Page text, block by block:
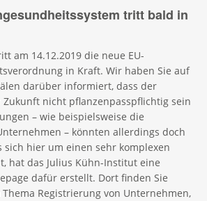
tritt bald in
am 14.12.2019 die neue EU-
in Kraft. Wir haben Sie auf
darüber informiert, dass der
Zukunft nicht pflanzenpasspflichtig sein
– wie beispielsweise die
– könnten allerdings doch
sich hier um einen sehr komplexen
hat das Julius Kühn-Institut eine
dafür erstellt. Dort finden Sie
Registrierung von Unternehmen,